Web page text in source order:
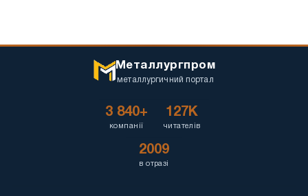
Металлургпром
металлургичний портал
3 840+
компанії
127K
читателів
2009
в отразі